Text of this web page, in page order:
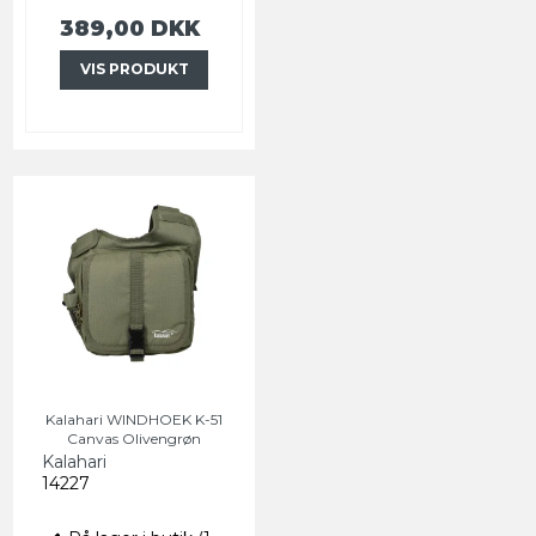
389,00 DKK
VIS PRODUKT
Kalahari WINDHOEK K-51
Canvas Olivengrøn
Kalahari
14227